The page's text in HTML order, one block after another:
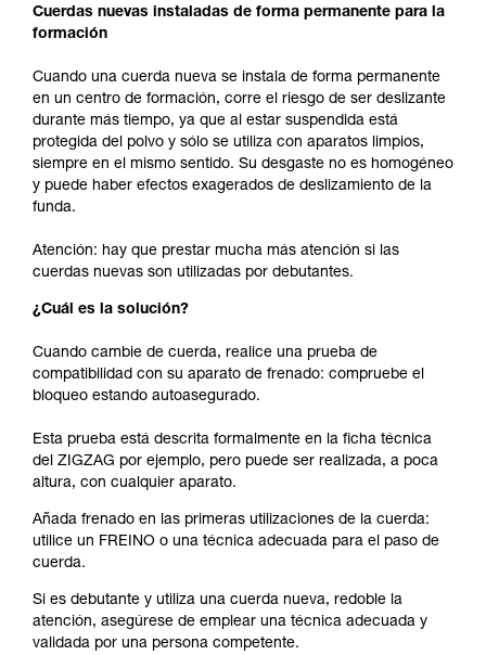
Cuerdas nuevas instaladas de forma permanente para la
formación
Cuando una cuerda nueva se instala de forma permanente
en un centro de formación, corre el riesgo de ser deslizante
durante más tiempo, ya que al estar suspendida está
protegida del polvo y sólo se utiliza con aparatos limpios,
siempre en el mismo sentido. Su desgaste no es homogéneo
y puede haber efectos exagerados de deslizamiento de la
funda.
Atención: hay que prestar mucha más atención si las
cuerdas nuevas son utilizadas por debutantes.
¿Cuál es la solución?
Cuando cambie de cuerda, realice una prueba de
compatibilidad con su aparato de frenado: compruebe el
bloqueo estando autoasegurado.
Esta prueba está descrita formalmente en la ficha técnica
del ZIGZAG por ejemplo, pero puede ser realizada, a poca
altura, con cualquier aparato.
Añada frenado en las primeras utilizaciones de la cuerda:
utilice un FREINO o una técnica adecuada para el paso de
cuerda.
Si es debutante y utiliza una cuerda nueva, redoble la
atención, asegúrese de emplear una técnica adecuada y
validada por una persona competente.